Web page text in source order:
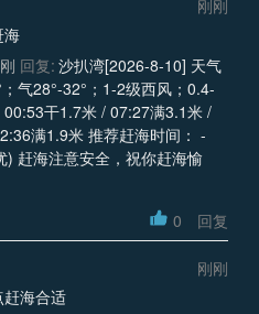
刚刚
海
回复: 沙扒湾[2026-8-10] 天气
气28°-32°；1-2级西风；0.4-
干1.7米 / 07:27满3.1米 /
满1.9米 推荐赶海时间： -
) 赶海注意安全，祝你赶海愉
0 回复
刚刚
海合适